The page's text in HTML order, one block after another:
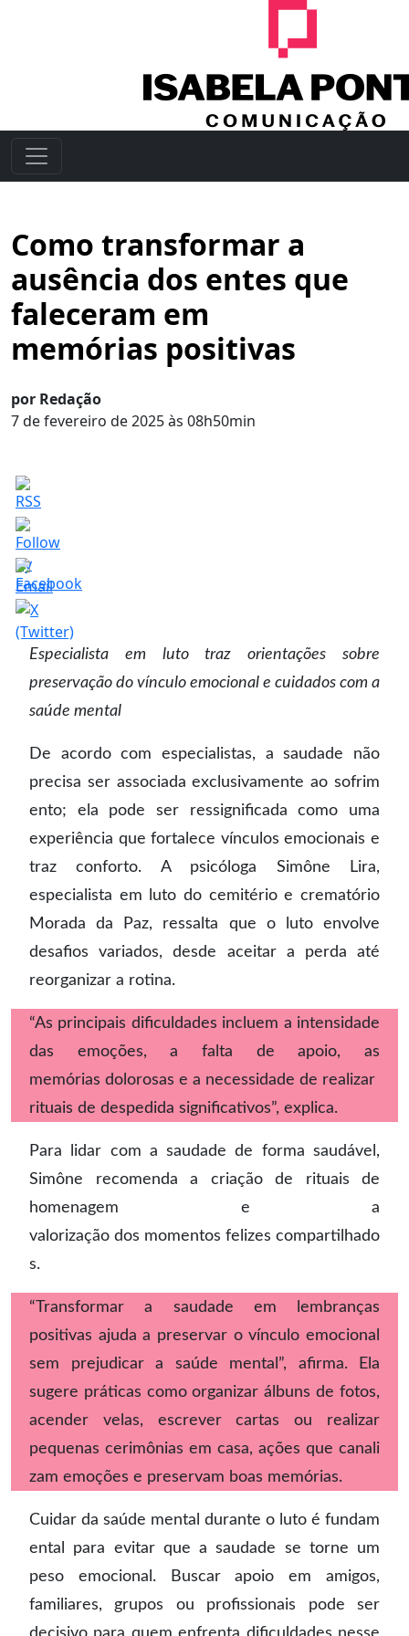
Como transformar a
ausência dos entes que
faleceram em
memórias positivas
por Redação
7 de fevereiro de 2025 às 08h50min
Especialista em luto traz orientações sobre
preservação do vínculo emocional e cuidados com a
saúde mental
De acordo com especialistas, a saudade não
precisa ser associada exclusivamente ao sofrim
ento; ela pode ser ressignificada como uma
experiência que fortalece vínculos emocionais e
traz conforto. A psicóloga Simône Lira,
especialista em luto do cemitério e crematório
Morada da Paz, ressalta que o luto envolve
desafios variados, desde aceitar a perda até
reorganizar a rotina.
“As principais dificuldades incluem a intensidade
das emoções, a falta de apoio, as
memórias dolorosas e a necessidade de realizar
rituais de despedida significativos”, explica.
Para lidar com a saudade de forma saudável,
Simône recomenda a criação de rituais de
homenagem e a
valorização dos momentos felizes compartilhado
s.
“Transformar a saudade em lembranças
positivas ajuda a preservar o vínculo emocional
sem prejudicar a saúde mental”, afirma. Ela
sugere práticas como organizar álbuns de fotos,
acender velas, escrever cartas ou realizar
pequenas cerimônias em casa, ações que canali
zam emoções e preservam boas memórias.
Cuidar da saúde mental durante o luto é fundam
ental para evitar que a saudade se torne um
peso emocional. Buscar apoio em amigos,
familiares, grupos ou profissionais pode ser
decisivo para quem enfrenta dificuldades nesse